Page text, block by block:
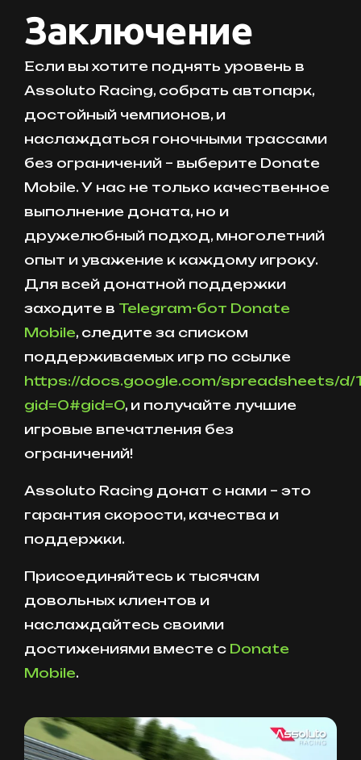
Заключение
Если вы хотите поднять уровень в
Assoluto Racing, собрать автопарк,
достойный чемпионов, и
наслаждаться гоночными трассами
без ограничений – выберите Donate
Mobile. У нас не только качественное
выполнение доната, но и
дружелюбный подход, многолетний
опыт и уважение к каждому игроку.
Для всей донатной поддержки
заходите в Telegram-бот Donate
Mobile, следите за списком
поддерживаемых игр по ссылке
https://docs.google.com/spreadsheets/d/
gid=0#gid=0, и получайте лучшие
игровые впечатления без
ограничений!
Assoluto Racing донат с нами – это
гарантия скорости, качества и
поддержки.
Присоединяйтесь к тысячам
довольных клиентов и
наслаждайтесь своими
достижениями вместе с Donate
Mobile.